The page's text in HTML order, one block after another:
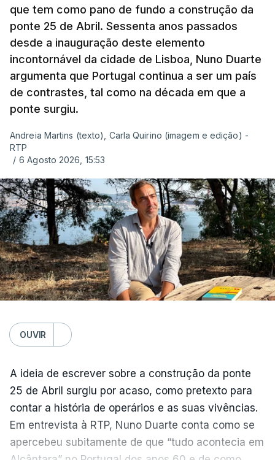
que tem como pano de fundo a construção da
ponte 25 de Abril. Sessenta anos passados
desde a inauguração deste elemento
incontornável da cidade de Lisboa, Nuno Duarte
argumenta que Portugal continua a ser um país
de contrastes, tal como na década em que a
ponte surgiu.
Andreia Martins (texto), Carla Quirino (imagem e edição) -
RTP
/ 6 Agosto 2026, 15:53
OUVIR
A ideia de escrever sobre a construção da ponte
25 de Abril surgiu por acaso, como pretexto para
contar a história de operários e as suas vivências.
Em entrevista à RTP, Nuno Duarte conta como se
apercebeu subitamente de que “tudo acontecia em